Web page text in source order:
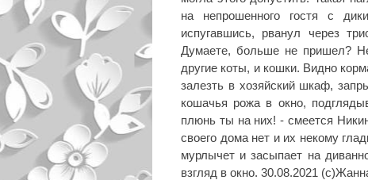
на непрошенного гостя с
испугавшись, рванул через
Думаете, больше не пришел?
другие коты, и кошки. Видно
залезть в хозяйский шкаф,
кошачья рожа в окно,
плюнь ты на них! - смеется
своего дома нет и их некому
мурлычет и засыпает на
взгляд в окно. 30.08.2021